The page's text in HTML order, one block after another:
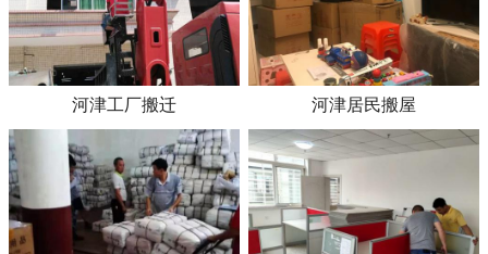
河津工厂搬迁 河津居民搬屋